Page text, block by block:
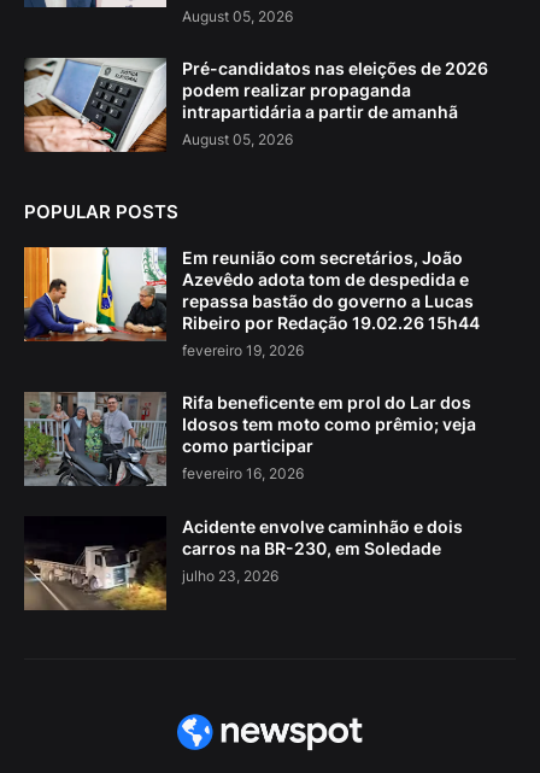
August 05, 2026
Pré-candidatos nas eleições de 2026
podem realizar propaganda
intrapartidária a partir de amanhã
August 05, 2026
POPULAR POSTS
Em reunião com secretários, João
Azevêdo adota tom de despedida e
repassa bastão do governo a Lucas
Ribeiro por Redação 19.02.26 15h44
fevereiro 19, 2026
Rifa beneficente em prol do Lar dos
Idosos tem moto como prêmio; veja
como participar
fevereiro 16, 2026
Acidente envolve caminhão e dois
carros na BR-230, em Soledade
julho 23, 2026